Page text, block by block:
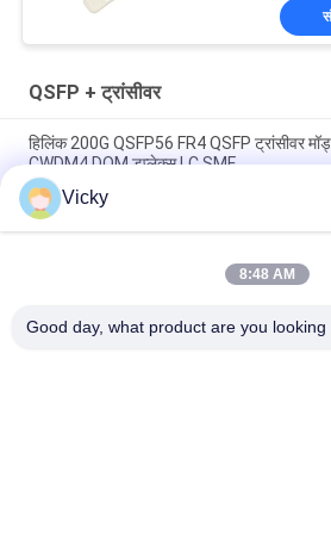
QSFP + ट्रांसीवर
हिलिंक 200G QSFP56 FR4 QSFP ट्रांसीवर
CWDM4 DOM डुप्लेक्स LC SMF
दोहरी सीएस QSFP + ट्रांसीवर DWDM 80KM
ZR4 FTTH के लिए
एलसी 30 केएम 40 जी ईआर 4 क्यूएसएफपी +
Vicky
8:48 AM
Good day, what product are you looking